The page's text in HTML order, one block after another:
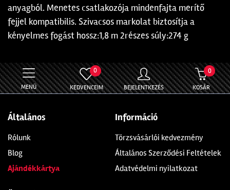
anyagból. Menetes csatlakozója mindenfajta merítő
fejjel kompatibilis. Szivacsos markolat biztosítja a
kényelmes fogást hossz:1,8 m 2részes súly:274 g
MENÜ
0
KEDVENCEIM BEJELENTKEZÉS
0
KOSÁR
Általános
Rólunk
Blog
Ajándékkártya
Információ
Törzsvásárlói kedvezmény
Általános Szerződési Feltételek
Adatvédelmi nyilatkozat